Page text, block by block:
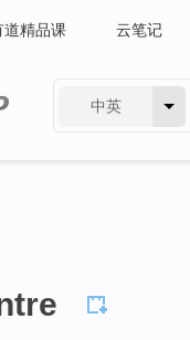
道精品课 云笔记
中英